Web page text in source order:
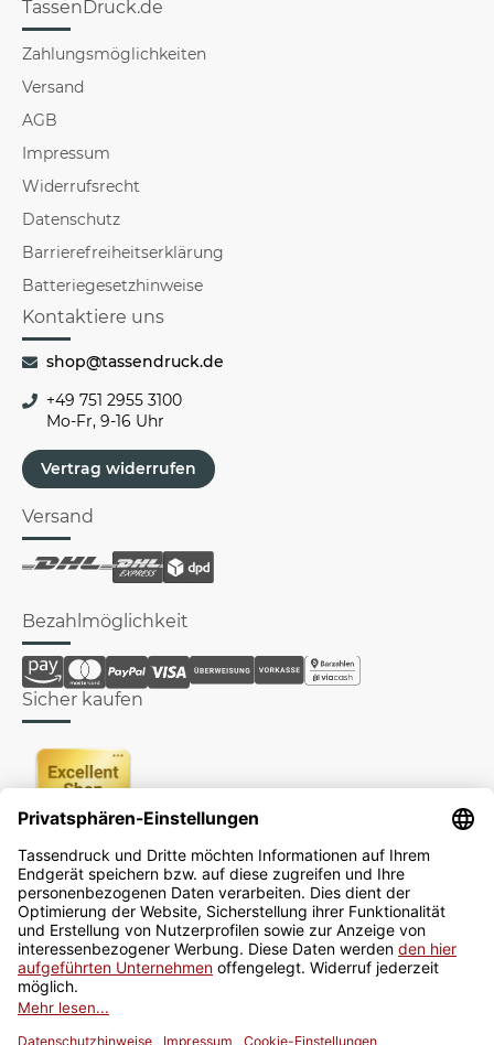
TassenDruck.de
Zahlungsmöglichkeiten
Versand
AGB
Impressum
Widerrufsrecht
Datenschutz
Barrierefreiheitserklärung
Batteriegesetzhinweise
Kontaktiere uns
shop@tassendruck.de
+49 751 2955 3100
Mo-Fr, 9-16 Uhr
Vertrag widerrufen
Versand
Bezahlmöglichkeit
Sicher kaufen
Newsletter